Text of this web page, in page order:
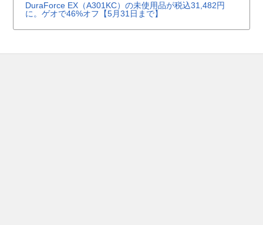
DuraForce EX（A301KC）の未使用品が税込31,482円
に。ゲオで46%オフ【5月31日まで】